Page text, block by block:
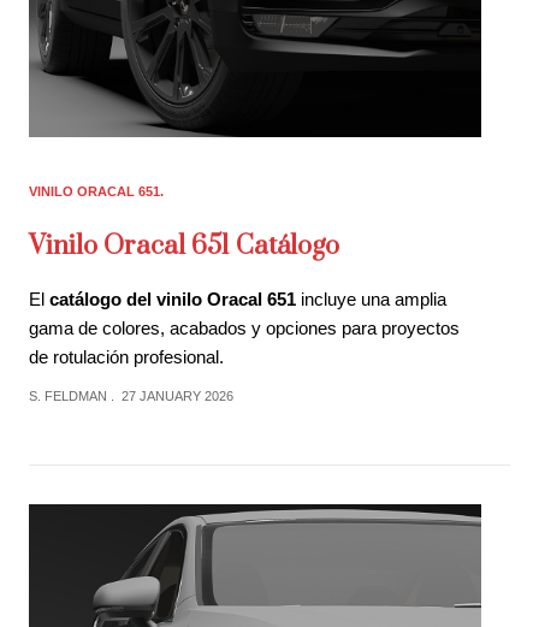
VINILO ORACAL 651
Vinilo Oracal 651 Catálogo
El catálogo del vinilo Oracal 651 incluye una amplia
gama de colores, acabados y opciones para proyectos
de rotulación profesional.
S. FELDMAN 27 JANUARY 2026